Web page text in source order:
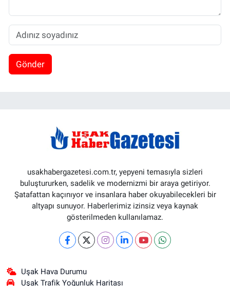
Gönder
usakhabergazetesi.com.tr, yepyeni temasıyla sizleri
buluştururken, sadelik ve modernizmi bir araya getiriyor.
Şatafattan kaçınıyor ve insanlara haber okuyabilecekleri bir
altyapı sunuyor. Haberlerimiz izinsiz veya kaynak
gösterilmeden kullanılamaz.
Uşak Hava Durumu
Uşak Trafik Yoğunluk Haritası